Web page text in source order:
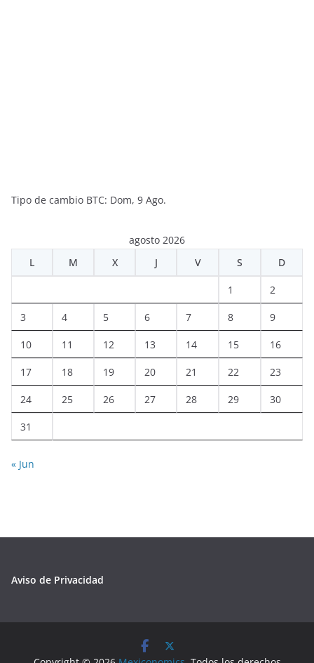
Tipo de cambio BTC: Dom, 9 Ago.
agosto 2026
L
M X J V S D
1 2
3 4 5 6 7 8 9
10 11 12 13 14 15 16
17 18 19 20 21 22 23
24 25 26 27 28 29 30
31
« Jun
Aviso de Privacidad